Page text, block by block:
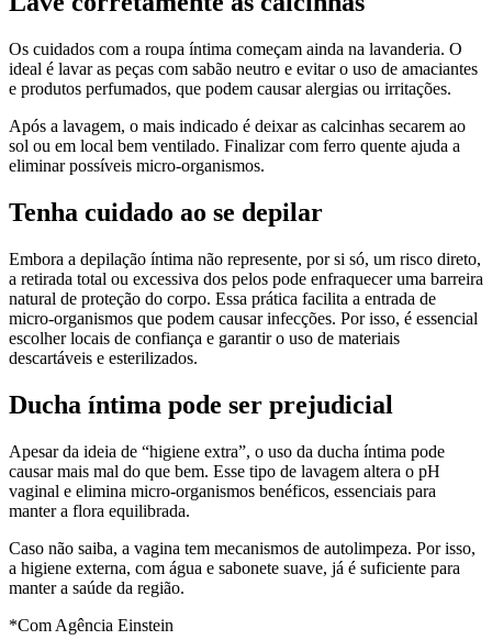
Os cuidados com a roupa íntima começam ainda na lavanderia. O
ideal é lavar as peças com sabão neutro e evitar o uso de amaciantes
e produtos perfumados, que podem causar alergias ou irritações.
Após a lavagem, o mais indicado é deixar as calcinhas secarem ao
sol ou em local bem ventilado. Finalizar com ferro quente ajuda a
eliminar possíveis micro-organismos.
Tenha cuidado ao se depilar
Embora a depilação íntima não represente, por si só, um risco direto,
a retirada total ou excessiva dos pelos pode enfraquecer uma barreira
natural de proteção do corpo. Essa prática facilita a entrada de
micro-organismos que podem causar infecções. Por isso, é essencial
escolher locais de confiança e garantir o uso de materiais
descartáveis e esterilizados.
Ducha íntima pode ser prejudicial
Apesar da ideia de “higiene extra”, o uso da ducha íntima pode
causar mais mal do que bem. Esse tipo de lavagem altera o pH
vaginal e elimina micro-organismos benéficos, essenciais para
manter a flora equilibrada.
Caso não saiba, a vagina tem mecanismos de autolimpeza. Por isso,
a higiene externa, com água e sabonete suave, já é suficiente para
manter a saúde da região.
*Com Agência Einstein